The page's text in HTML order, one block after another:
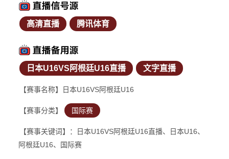
高清直播 腾讯体育
日本U16VS阿根廷U16直播 文字直播
【赛事名称】日本U16VS阿根廷U16
【赛事分类】 国际赛
【赛事关键词】：日本U16VS阿根廷U16直播、日本U16、
阿根廷U16、国际赛